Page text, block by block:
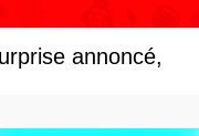
annoncé,